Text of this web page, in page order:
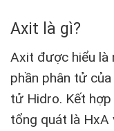
Axit là gì?
Axit được hiểu là
phần phân tử
tử Hidro. Kết
tổng quát là HxA